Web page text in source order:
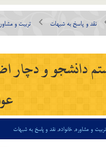
نقد و پاسخ به شبهات تربیت و
دانشجو و دچار
تربیت و مشاوره, خانواده, نقد و پاسخ به شبهات